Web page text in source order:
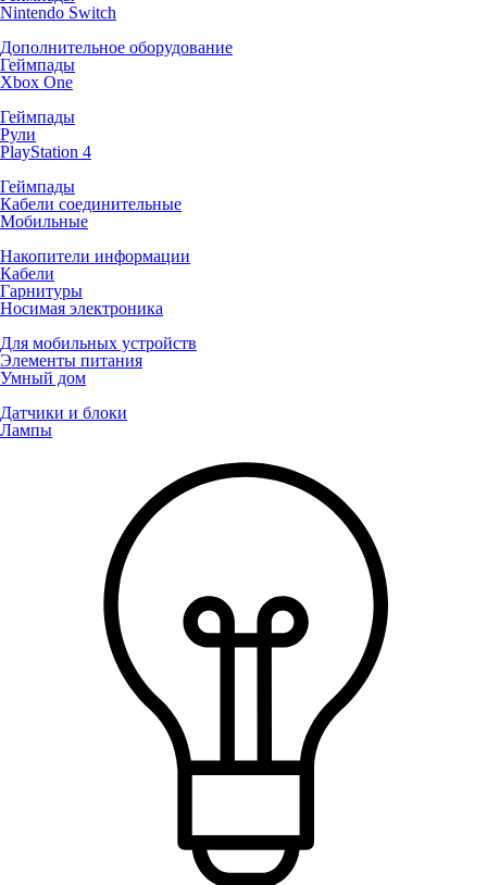
Nintendo Switch
Дополнительное оборудование
Геймпады
Xbox One
Геймпады
Рули
PlayStation 4
Геймпады
Кабели соединительные
Мобильные
Накопители информации
Кабели
Гарнитуры
Носимая электроника
Для мобильных устройств
Элементы питания
Умный дом
Датчики и блоки
Лампы